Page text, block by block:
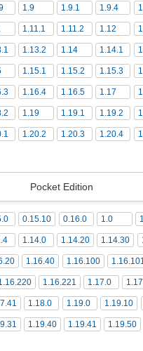
1.9 1.9.1 1.9.4
1.11.1 1.11.2 1.12
1.13.2 1.14 1.14.1
1.15.1 1.15.2 1.15.3
1.16.4 1.16.5 1.17
1.19 1.19.1 1.19.2
1.20.2 1.20.3 1.20.4
Pocket Edition
0.15.10 0.16.0 1.0
1.14.0 1.14.20 1.14.30
1.16.40 1.16.100 1.16.101
1.16.221 1.17.0
1.18.0 1.19.0 1.19.10
1.19.40 1.19.41 1.19.50